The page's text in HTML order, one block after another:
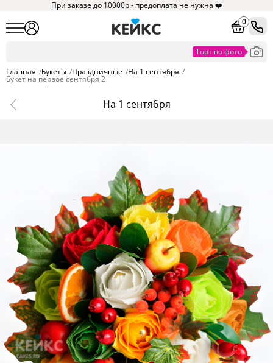
При заказе до 10000р - предоплата не нужна ❤️
0
Главная /Букеты /Праздничные /На 1 сентября /
Букет на первое сентября 2
На 1 сентября